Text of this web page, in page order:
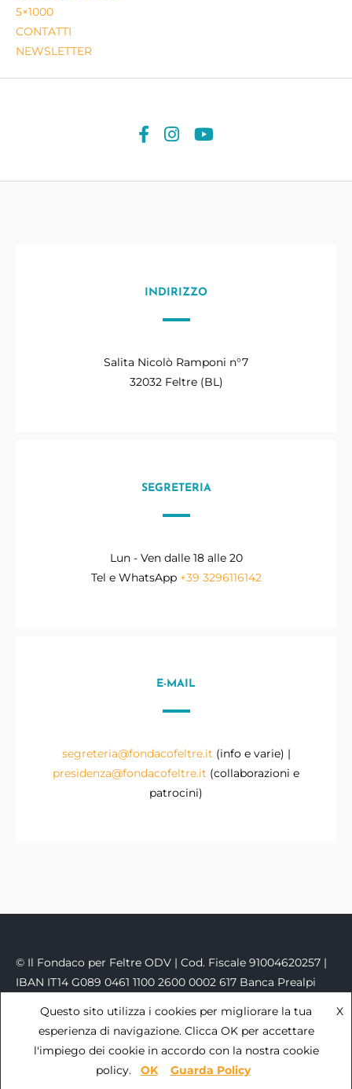
5×1000
CONTATTI
NEWSLETTER
INDIRIZZO
Salita Nicolò Ramponi n°7
32032 Feltre (BL)
SEGRETERIA
Lun - Ven dalle 18 alle 20
Tel e WhatsApp +39 3296116142
E-MAIL
segreteria@fondacofeltre.it (info e varie) |
presidenza@fondacofeltre.it (collaborazioni e
patrocini)
© Il Fondaco per Feltre ODV | Cod. Fiscale 91004620257 |
IBAN IT14 G089 0461 1100 2600 0002 617 Banca Prealpi
fondacofeltre@kelipec.it Privacy Policy
Sara Zaccaron
Questo sito utilizza i cookies per migliorare la tua
esperienza di navigazione. Clicca OK per accettare
l'impiego dei cookie in accordo con la nostra cookie
policy.
X
OK Guarda Policy